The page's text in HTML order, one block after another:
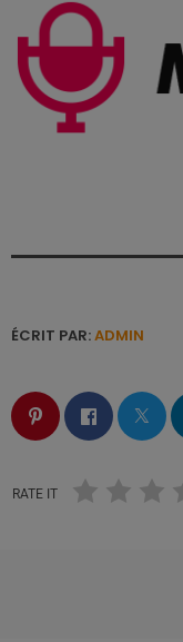
ÉCRIT PAR:ADMIN
RATE IT